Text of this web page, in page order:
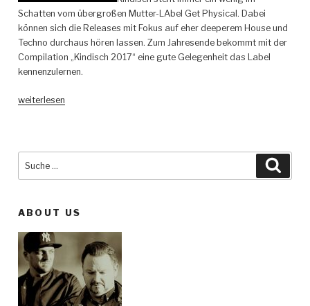
Schatten vom übergroßen Mutter-LAbel Get Physical. Dabei
können sich die Releases mit Fokus auf eher deeperem House und
Techno durchaus hören lassen. Zum Jahresende bekommt mit der
Compilation „Kindisch 2017“ eine gute Gelegenheit das Label
kennenzulernen.
„Various
weiterlesen
ABOUT US